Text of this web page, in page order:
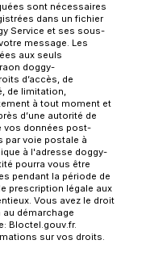
sont nécessaires
dans un fichier
Service et ses sous-
message. Les
aux seuls
doggy-
d’accès, de
de limitation,
à tout moment et
d’une autorité de
vos données post-
par voie postale à
à l'adresse doggy-
pourra vous être
pendant la période de
prescription légale aux
Vous avez le droit
démarchage
Bloctel.gouv.fr.
sur vos droits.